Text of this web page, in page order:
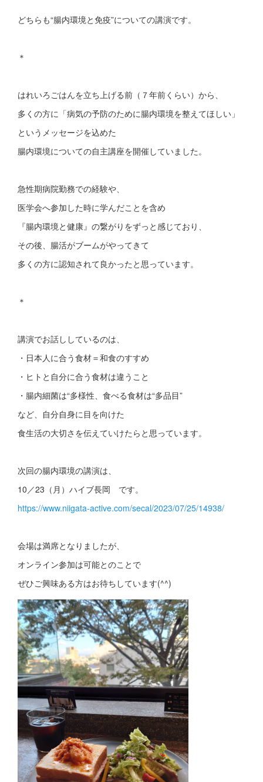
どちらも“腸内環境と免疫”についての講演です。
＊
はれいろごはんを立ち上げる前（７年前くらい）から、
多くの方に「病気の予防のために腸内環境を整えてほしい」
というメッセージを込めた
腸内環境についての自主講座を開催していました。
急性期病院勤務での経験や、
医学会へ参加した時に学んだことを含め
『腸内環境と健康』の繋がりをずっと感じており、
その後、腸活がブームがやってきて
多くの方に認知されて良かったと思っています。
＊
講演でお話ししているのは、
・日本人に合う食材＝和食のすすめ
・ヒトと自分に合う食材は違うこと
・腸内細菌は“多様性、食べる食材は“多品目”
など、自分自身に目を向けた
食生活の大切さを伝えていけたらと思っています。
次回の腸内環境の講演は、
10／23（月）ハイブ長岡 です。
https://www.niigata-active.com/secal/2023/07/25/14938/
会場は満席となりましたが、
オンライン参加は可能とのことで
ぜひご興味ある方はお待ちしています(^^)